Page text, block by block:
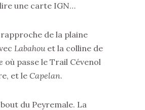
une carte IGN…
de la plaine
Labahouet la colline de
où passe le Trail Cévenol
et le Capelan.
du Peyremale. La